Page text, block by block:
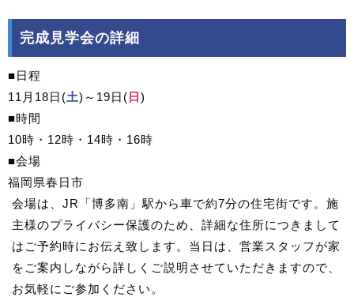
完成見学会の詳細
■日程
11月18日(土)～19日( 日 )
■時間
10時・12時・14時・16時
■会場
福岡県春日市
会場は、JR「博多南」駅から車で約7分の住宅街です。施
主様のプライバシー保護のため、詳細な住所につきまして
はご予約時にお伝え致します。当日は、営業スタッフが家
をご案内しながら詳しくご説明させていただきますので、
お気軽にご参加ください。